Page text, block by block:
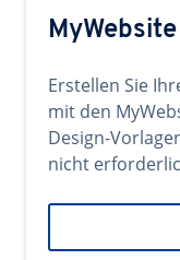
MyWebsite
Erstellen Sie
mit den
Design-
nicht